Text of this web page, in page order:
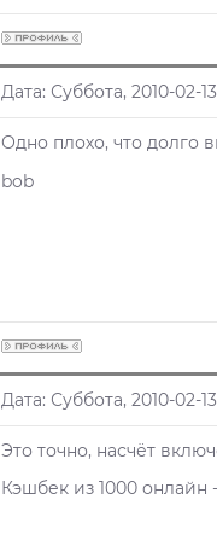
Дата: Суббота, 2010-02-
Одно плохо, что долго
bob
Дата: Суббота, 2010-02-
Это точно, насчёт
Кэшбек из 1000 онлайн